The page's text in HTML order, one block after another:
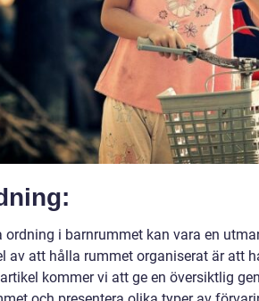
ordning i barnrummet kan vara en
av att hålla rummet organiserat är att
kommer vi att ge en översiktlig